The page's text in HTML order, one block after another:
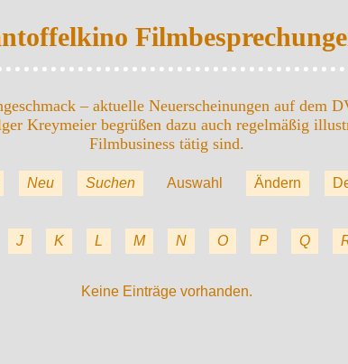
– aktuelle Neuerscheinungen auf dem
Kreymeier begrüßen dazu auch regelmäßig
Filmbusiness tätig sind.
Neu Suchen Auswahl Ändern
J K L M N O P Q
Keine Einträge vorhanden.